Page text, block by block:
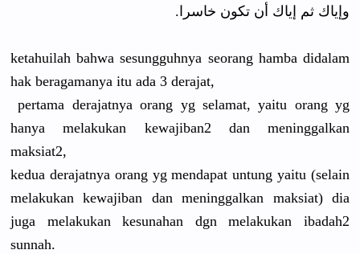
وإياك ثم إياك أن تكون خاسرا.
ketahuilah bahwa sesungguhnya seorang hamba didalam
hak beragamanya itu ada 3 derajat,
pertama derajatnya orang yg selamat, yaitu orang yg
hanya melakukan kewajiban2 dan meninggalkan
maksiat2,
kedua derajatnya orang yg mendapat untung yaitu (selain
melakukan kewajiban dan meninggalkan maksiat) dia
juga melakukan kesunahan dgn melakukan ibadah2
sunnah.